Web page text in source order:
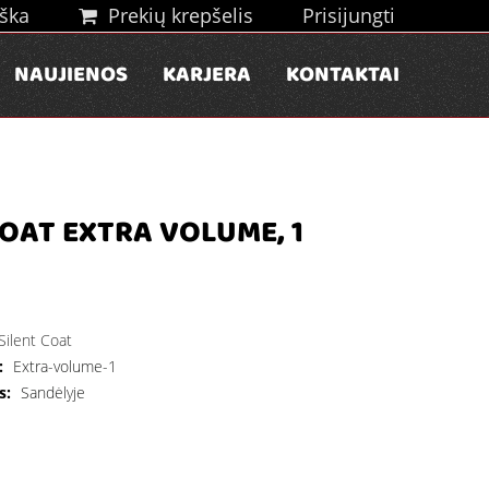
Prekių krepšelis Prisijungti
NAUJIENOS KARJERA KONTAKTAI
EXTRA VOLUME, 1
Coat
Extra-volume-1
Sandėlyje